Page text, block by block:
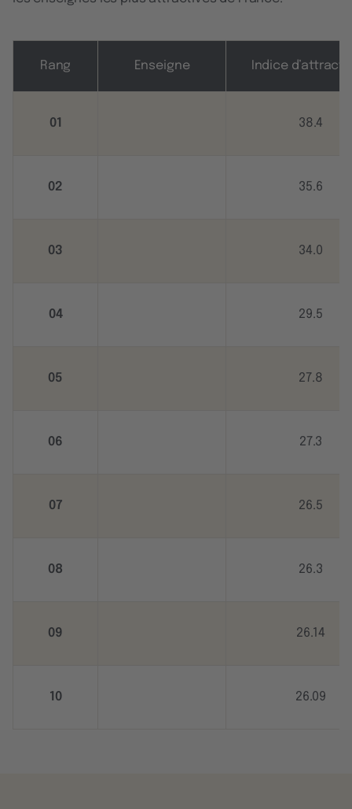
Rang Enseigne Indice
01 38.4
02 35.6
03 34.0
04 29.5
05 27.8
06 27.3
07 26.5
08 26.3
09 26.14
10 26.09